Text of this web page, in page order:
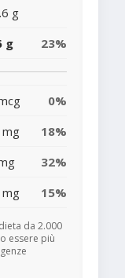
g
g 23%
0%
18%
32%
15%
da 2.000
essere più